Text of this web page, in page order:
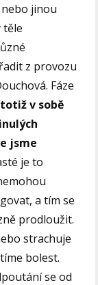
jinou
těle
z provozu
Fáze
v sobě
jsme
je to
a tím se
prodloužit.
strachuje
bolest.
se od